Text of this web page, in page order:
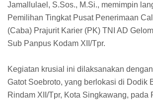
Jamallulael, S.Sos., M.Si., memimpin
Pemilihan Tingkat Pusat Penerimaan
(Caba) Prajurit Karier (PK) TNI AD
Sub Panpus Kodam XII/Tpr.
Kegiatan krusial ini dilaksanakan
Gatot Soebroto, yang berlokasi di Dodik
Rindam XII/Tpr, Kota Singkawang, pada